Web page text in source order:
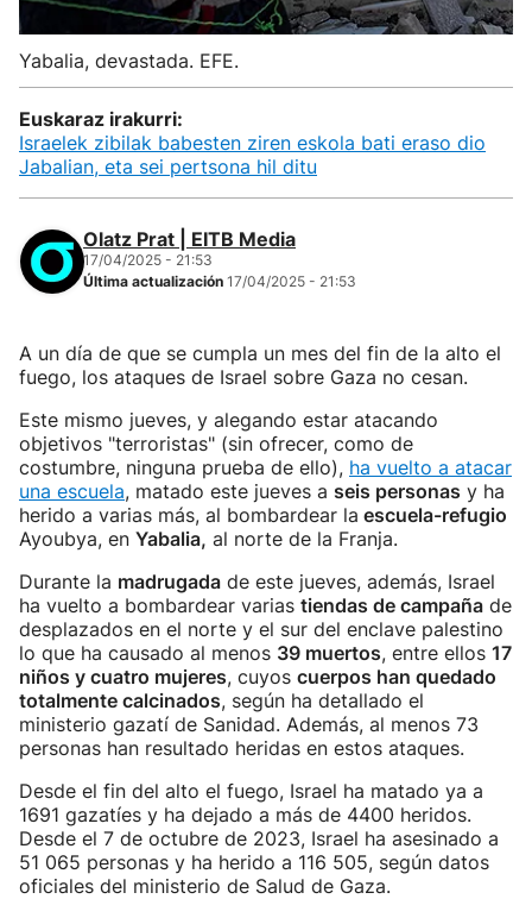
Yabalia, devastada. EFE.
Euskaraz irakurri:
Israelek zibilak babesten ziren eskola bati eraso dio
Jabalian, eta sei pertsona hil ditu
Olatz Prat | EITB Media
17/04/2025 - 21:53
Última actualización 17/04/2025 - 21:53
A un día de que se cumpla un mes del fin de la alto el
fuego, los ataques de Israel sobre Gaza no cesan.
Este mismo jueves, y alegando estar atacando
objetivos "terroristas" (sin ofrecer, como de
costumbre, ninguna prueba de ello), ha vuelto a atacar
una escuela, matado este jueves a seis personas y ha
herido a varias más, al bombardear la escuela-refugio
Ayoubya, en Yabalia, al norte de la Franja.
Durante la madrugada de este jueves, además, Israel
ha vuelto a bombardear varias tiendas de campaña de
desplazados en el norte y el sur del enclave palestino
lo que ha causado al menos 39 muertos, entre ellos 17
niños y cuatro mujeres, cuyos cuerpos han quedado
totalmente calcinados, según ha detallado el
ministerio gazatí de Sanidad. Además, al menos 73
personas han resultado heridas en estos ataques.
Desde el fin del alto el fuego, Israel ha matado ya a
1691 gazatíes y ha dejado a más de 4400 heridos.
Desde el 7 de octubre de 2023, Israel ha asesinado a
51 065 personas y ha herido a 116 505, según datos
oficiales del ministerio de Salud de Gaza.